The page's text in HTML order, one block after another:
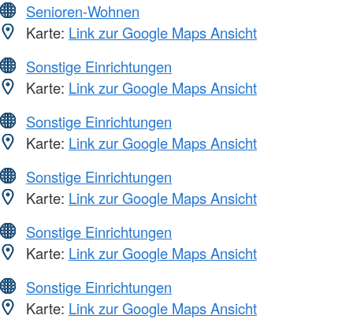
Senioren-Wohnen
Karte: Link zur Google Maps Ansicht
Sonstige Einrichtungen
Karte: Link zur Google Maps Ansicht
Sonstige Einrichtungen
Karte: Link zur Google Maps Ansicht
Sonstige Einrichtungen
Karte: Link zur Google Maps Ansicht
Sonstige Einrichtungen
Karte: Link zur Google Maps Ansicht
Sonstige Einrichtungen
Karte: Link zur Google Maps Ansicht